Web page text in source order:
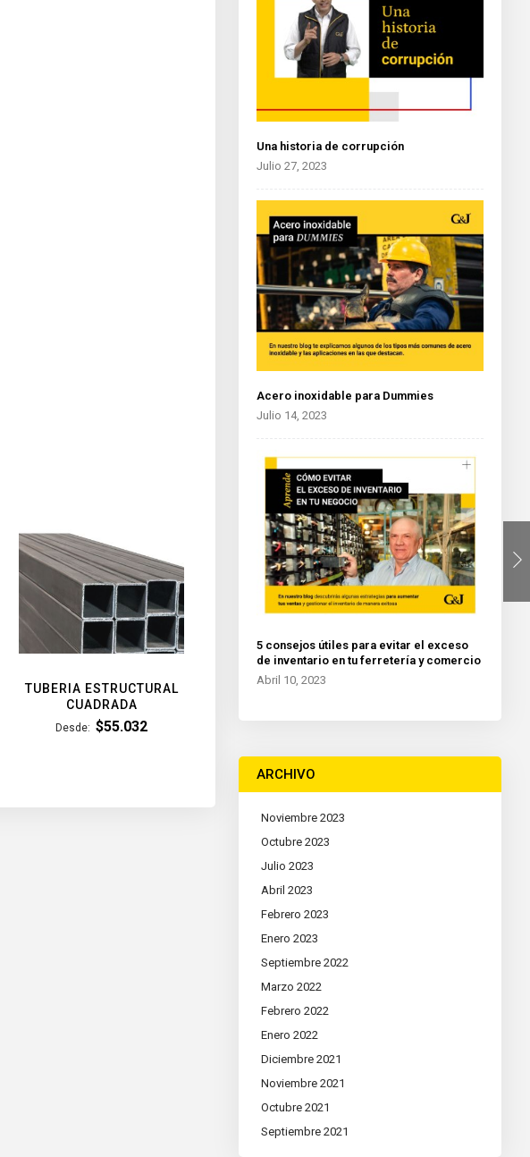
TUBERIA ESTRUCTURAL
CUADRADA
Desde $55.032
Una historia de corrupción
Julio 27, 2023
Acero inoxidable para Dummies
Julio 14, 2023
5 consejos útiles para evitar el exceso
de inventario en tu ferretería y comercio
Abril 10, 2023
ARCHIVO
Noviembre 2023
Octubre 2023
Julio 2023
Abril 2023
Febrero 2023
Enero 2023
Septiembre 2022
Marzo 2022
Febrero 2022
Enero 2022
Diciembre 2021
Noviembre 2021
Octubre 2021
Septiembre 2021